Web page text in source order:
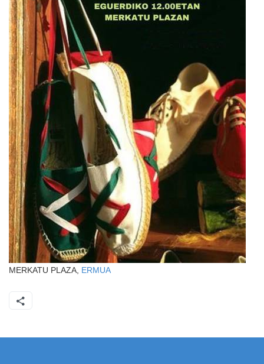
MERKATU PLAZA, ERMUA